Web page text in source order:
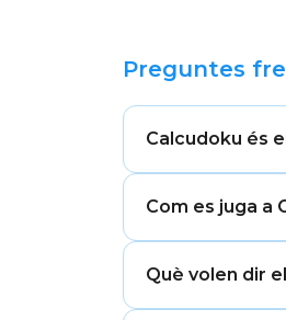
Preguntes
Calcudoku és
graella es
Com es juga a
vegada, i cada
Què volen dir